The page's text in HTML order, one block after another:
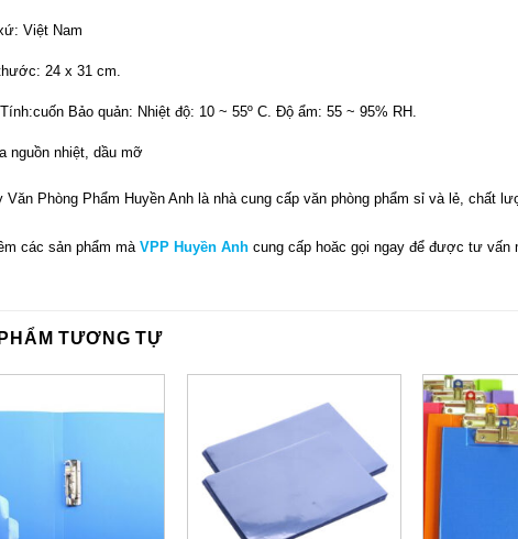
Việt Nam
24 x 31 cm.
Bảo quản: Nhiệt độ: 10 ~ 55º C. Độ ẩm: 55 ~ 95% RH.
nguồn nhiệt, dầu mỡ
Văn Phòng Phẩm Huyền Anh là nhà cung cấp văn phòng phẩm sỉ và lẻ, chất
các sản phẩm mà VPP Huyền Anh cung cấp hoăc gọi ngay để được tư vấn
TƯƠNG TỰ